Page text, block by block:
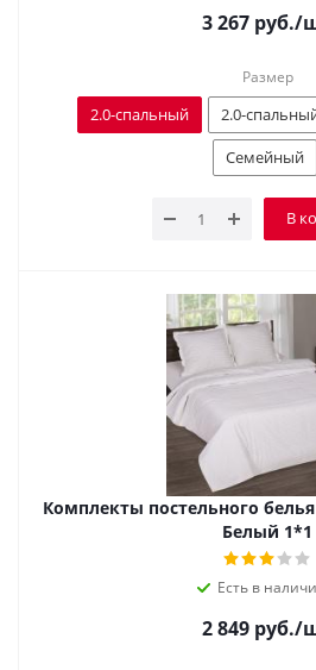
3 267 руб./
Размер
2.0-спальный 2.0-
Семейный
В
Комплекты постельного
Белый 1*1
Есть в
2 849 руб./